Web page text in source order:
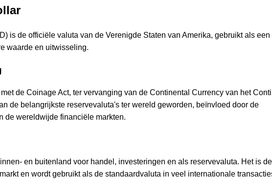
is de officiële valuta van de Verenigde Staten van Amerika, gebruikt als een
waarde en uitwisseling.
de Coinage Act, ter vervanging van de Continental Currency van het
de belangrijkste reservevaluta's ter wereld geworden, beïnvloed door de
de wereldwijde financiële markten.
en buitenland voor handel, investeringen en als reservevaluta. Het is
en wordt gebruikt als de standaardvaluta in veel internationale